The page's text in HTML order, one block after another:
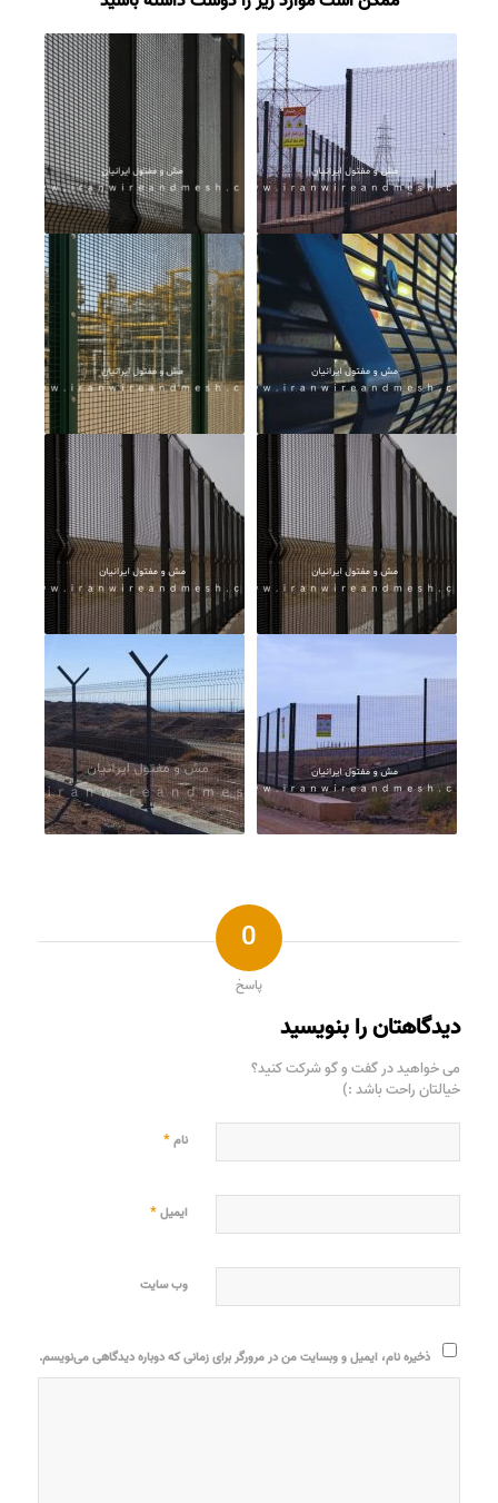
0
پاسخ
دیدگاهتان را بنویسید
می خواهید در گفت و گو شرکت کنید؟
خیالتان راحت باشد :)
نام*
ایمیل*
وب‌ سایت
ذخیره نام، ایمیل و وبسایت من در مرورگر برای زمانی که دوباره دیدگاهی می‌نویسم.